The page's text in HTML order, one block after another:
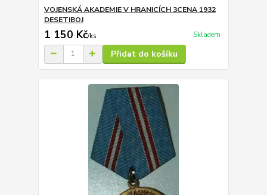
VOJENSKÁ AKADEMIE V HRANICÍCH 3CENA 1932
DESETIBOJ
1 150 Kč/ks Skladem
Přidat do košíku